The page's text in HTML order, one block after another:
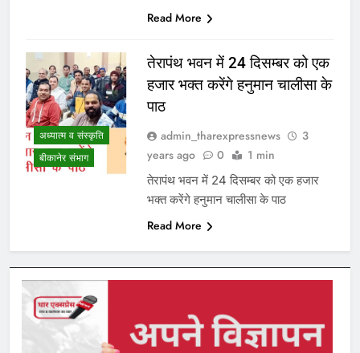
Read More
अध्यात्म व संस्कृति
बीकानेर संभाग
तेरापंथ भवन में 24 दिसम्बर को एक
हजार भक्त करेंगे हनुमान चालीसा के
पाठ
admin_tharexpressnews
3
years ago
0 1 min
तेरापंथ भवन में 24 दिसम्बर को एक हजार
भक्त करेंगे हनुमान चालीसा के पाठ
Read More